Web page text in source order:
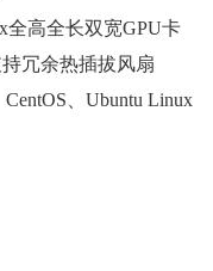
全高全长双宽GPU卡
冗余热插拔风扇
、Ubuntu Linux